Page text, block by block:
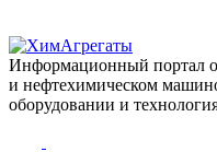
Информационный портал
и нефтехимическом
оборудовании и